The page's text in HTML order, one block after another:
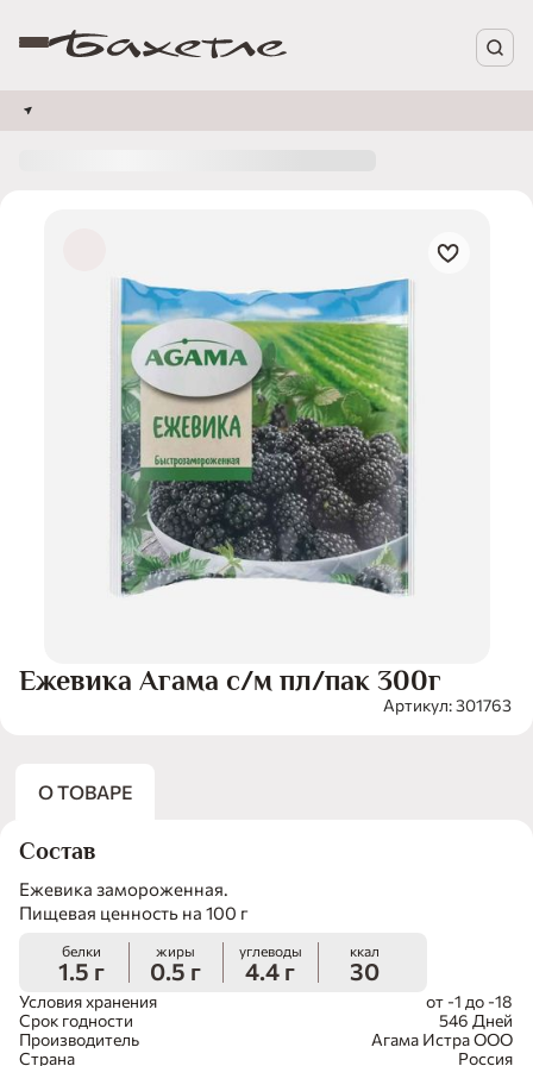
Ежевика Агама с/м пл/пак 300г
Артикул: 301763
О ТОВАРЕ
Пищевая ценность на 100 г
белки
1.5 г
жиры
0.5 г
углеводы
4.4 г
ккал
30
Условия хранения
от -1 до -18
Срок годности
546 Дней
Производитель
Агама Истра ООО
Страна
Россия
Состав
Ежевика замороженная.